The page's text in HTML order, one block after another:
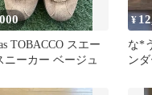
TOBACCO スエー
ニーカー ベージュ
¥
な*
ン